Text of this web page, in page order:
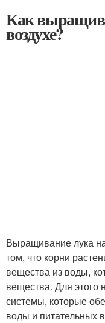
Как
воздухе?
Выращивание лука
том, что корни
вещества из воды,
вещества. Для этого
системы, которые
воды и питательных